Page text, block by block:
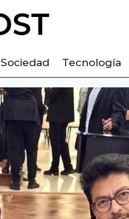
Sociedad Tecnología